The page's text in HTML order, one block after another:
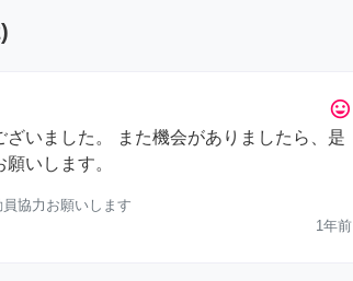
)
tag_faces
ざいました。 また機会がありましたら、是
いします。
協力お願いします
1年前